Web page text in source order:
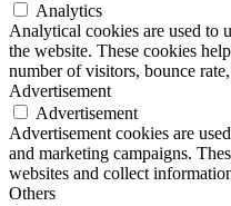
Analytics
Analytical cookies are used to
the website. These cookies
number of visitors, bounce
Advertisement
Advertisement
Advertisement cookies are
and marketing campaigns.
websites and collect
Others